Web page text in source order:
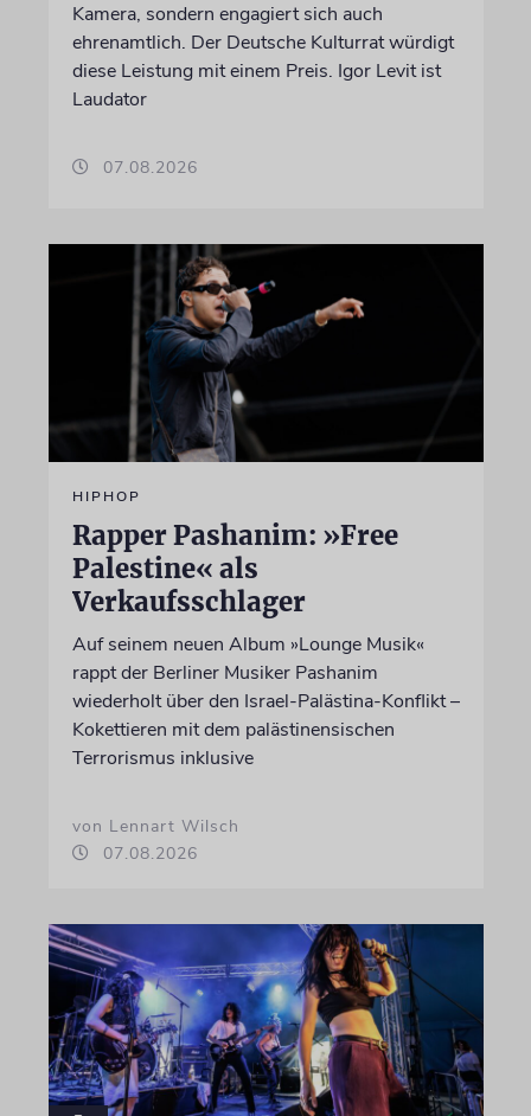
Kamera, sondern engagiert sich auch
ehrenamtlich. Der Deutsche Kulturrat würdigt
diese Leistung mit einem Preis. Igor Levit ist
Laudator
07.08.2026
HIPHOP
Rapper Pashanim: »Free
Palestine« als
Verkaufsschlager
Auf seinem neuen Album »Lounge Musik«
rappt der Berliner Musiker Pashanim
wiederholt über den Israel-Palästina-Konflikt –
Kokettieren mit dem palästinensischen
Terrorismus inklusive
von Lennart Wilsch
07.08.2026